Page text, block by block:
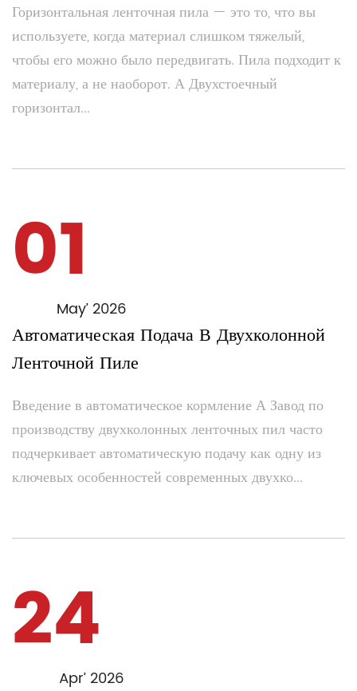
Горизонтальная ленточная пила — это то, что вы
используете, когда материал слишком тяжелый,
чтобы его можно было передвигать. Пила подходит к
материалу, а не наоборот. А Двухстоечный
горизонтал...
01May’ 2026
Автоматическая Подача В Двухколонной
Ленточной Пиле
Введение в автоматическое кормление А Завод по
производству двухколонных ленточных пил часто
подчеркивает автоматическую подачу как одну из
ключевых особенностей современных двухко...
24
Apr’ 2026